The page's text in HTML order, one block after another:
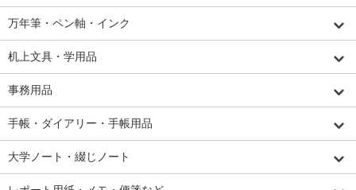
万年筆・ペン軸・インク
机上文具・学用品
事務用品
手帳・ダイアリー・手帳用品
大学ノート・綴じノート